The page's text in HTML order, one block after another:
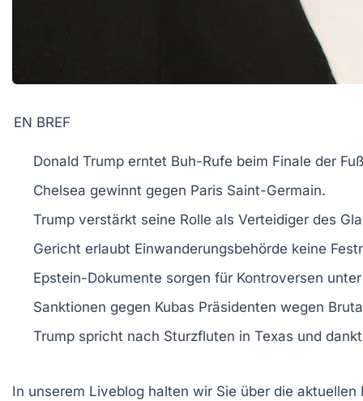
EN BREF
Donald Trump erntet Buh-Rufe beim Finale der
Chelsea gewinnt gegen Paris Saint-Germain.
Trump verstärkt seine Rolle als Verteidiger des
Gericht erlaubt Einwanderungsbehörde keine
Epstein-Dokumente sorgen für Kontroversen
Sanktionen gegen Kubas Präsidenten wegen
Trump spricht nach Sturzfluten in Texas und
In unserem Liveblog halten wir Sie über die